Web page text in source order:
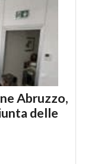
Abruzzo,
delle